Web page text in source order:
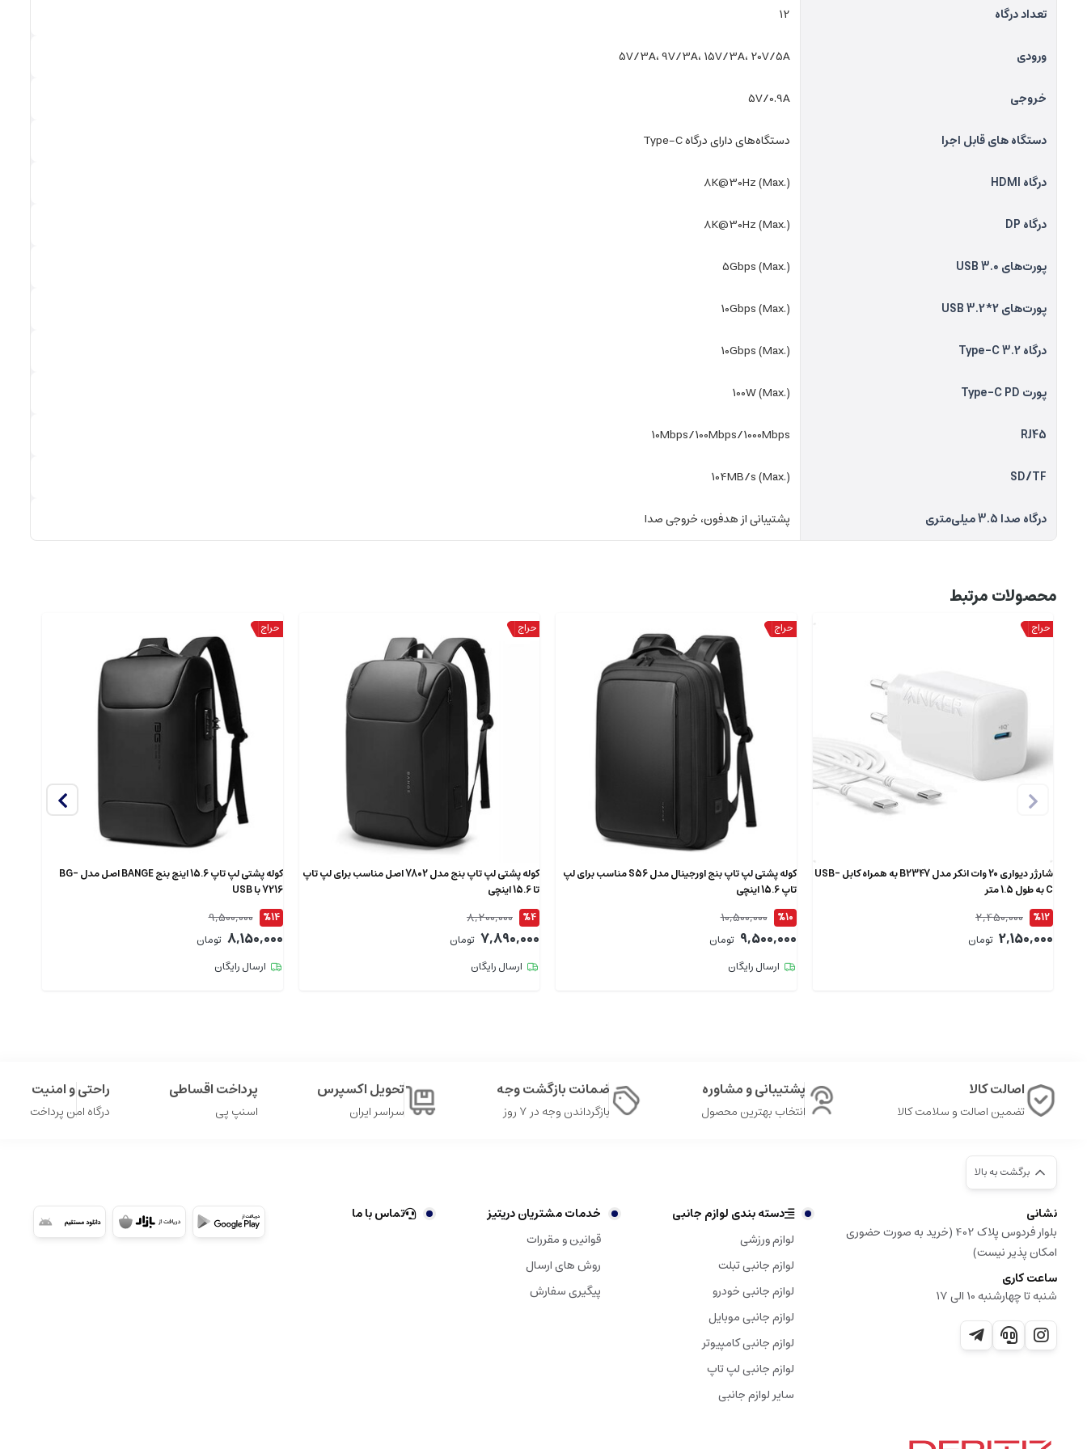
تعداد درگاه 12
ورودی 5V/3A، 9V/3A، 15V/3A، 20V/5A
خروجی 5V/0.9A
دستگاه های قابل اجرا دستگاه‌های دارای درگاه Type-C
درگاه HDMI 8K@30Hz (Max.)
درگاه DP 8K@30Hz (Max.)
پورت‌های USB 3.0 5Gbps (Max.)
پورت‌های USB 3.2*2 10Gbps (Max.)
درگاه‌ Type-C 3.2 10Gbps (Max.)
پورت Type-C PD 100W (Max.)
RJ45
10Mbps/100Mbps/1000Mbps
SD/TF
104MB/s (Max.)
درگاه صدا 3.5 میلی‌متری پشتیبانی از هدفون، خروجی صدا
محصولات مرتبط
شارژر دیواری 20 وات انکر مدل B2347 به همراه کابل USB-
C به طول 1.5 متر
%12
2,450,000
2,150,000 تومان
کوله پشتی لپ تاپ بنج اورجینال مدل S56 مناسب برای لپ
تاپ 15.6 اینچی
%10
10,500,000
9,500,000 تومان
ارسال رایگان
کوله پشتی لپ تاپ بنج مدل 7802 اصل مناسب برای لپ تاپ
تا 15.6 اینچی
%4
8,200,000
7,890,000 تومان
ارسال رایگان
کوله پشتی لپ تاپ 15.6 اینچ بنج BANGE اصل مدل BG-
7216 با USB
%14
9,500,000
8,150,000 تومان
ارسال رایگان
اصالت کالا
تضمین اصالت و سلامت کالا
پشتیبانی و مشاوره
انتخاب بهترین محصول
ضمانت بازگشت وجه
بازگرداندن وجه در ۷ روز
تحویل اکسپرس
سراسر ایران
پرداخت اقساطی
اسنپ پی
راحتی و امنیت
درگاه امن پرداخت
برگشت به بالا
نشانی
بلوار فردوس پلاک 402 (خرید به صورت حضوری
امکان پذیر نیست)
ساعت کاری
شنبه تا چهارشنبه 10 الی 17
دسته بندی لوازم جانبی
لوازم ورزشی
لوازم جانبی تبلت
لوازم جانبی خودرو
لوازم جانبی موبایل
لوازم جانبی کامپیوتر
لوازم جانبی لپ تاپ
سایر لوازم جانبی
خدمات مشتریان دریتیز
قوانین و مقررات
روش های ارسال
پیگیری سفارش
تماس با ما